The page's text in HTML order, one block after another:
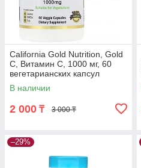
California Gold Nutrition, Gold
C, Витамин C, 1000 мг, 60
вегетарианских капсул
В наличии
2 000 ₸ 3 000 ₸
–29%